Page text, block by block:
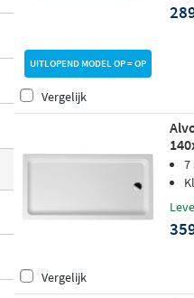
UITLOPEND MODEL OP = OP
Vergelijk
wit
7
Vergelijk